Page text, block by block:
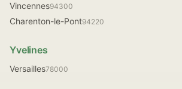
Vincennes94300
Charenton-le-Pont94220
Yvelines
Versailles78000